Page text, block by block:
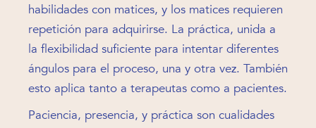
habilidades con matices, y los matices requieren
repetición para adquirirse. La práctica, unida a
la flexibilidad suficiente para intentar diferentes
ángulos para el proceso, una y otra vez. También
esto aplica tanto a terapeutas como a pacientes.
Paciencia, presencia, y práctica son cualidades